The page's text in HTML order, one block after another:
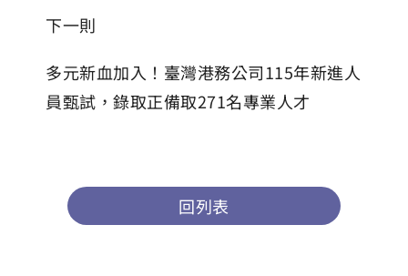
下一則
多元新血加入！臺灣港務公司115年新進人
員甄試，錄取正備取271名專業人才
回列表